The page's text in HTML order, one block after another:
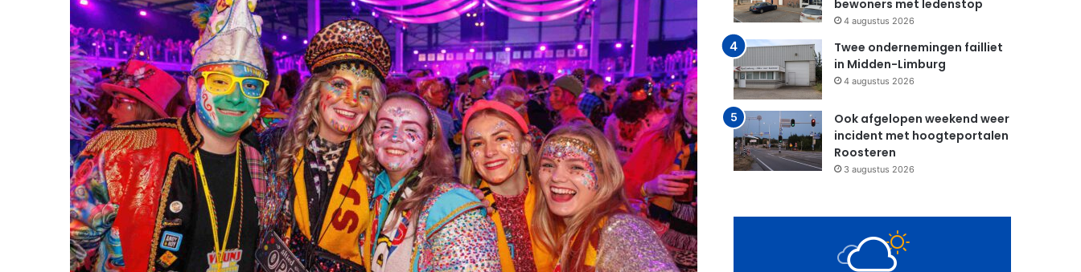
bewoners met ledenstop
4 augustus 2026
Twee ondernemingen failliet
in Midden-Limburg
4 augustus 2026
Ook afgelopen weekend weer
incident met hoogteportalen
Roosteren
3 augustus 2026